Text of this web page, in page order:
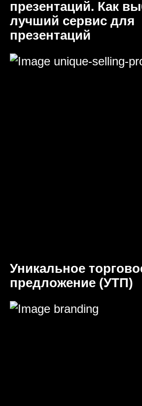
презентаций. Как
лучший сервис для
презентаций
Уникальное
предложение (УТП)